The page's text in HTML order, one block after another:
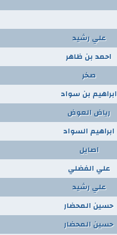
علي رشيد
احمد بن ظاهر
صخر
ابراهيم بن سواد
رياض العوض
ابراهيم السواد
اصايل
علي الفضلي
علي رشيد
حسين المحضار
حسين المحضار